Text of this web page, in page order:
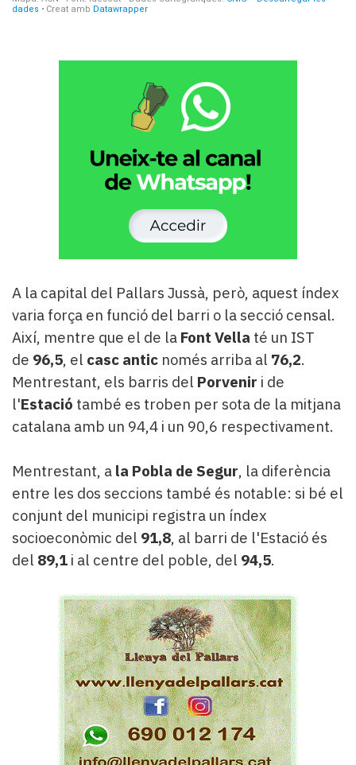
A la capital del Pallars Jussà, però, aquest índex
varia força en funció del barri o la secció censal.
Així, mentre que el de la Font Vella té un IST
de 96,5, el casc antic només arriba al 76,2.
Mentrestant, els barris del Porvenir i de
l'Estació també es troben per sota de la mitjana
catalana amb un 94,4 i un 90,6 respectivament.
Mentrestant, a la Pobla de Segur, la diferència
entre les dos seccions també és notable: si bé el
conjunt del municipi registra un índex
socioeconòmic del 91,8, al barri de l'Estació és
del 89,1 i al centre del poble, del 94,5.